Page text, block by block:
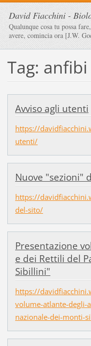
David Fiacchini -
Qualunque cosa tu possa
avere, comincia ora [J.W.
Tag: anfibi
Avviso agli utenti
https://
utenti/
Nuove "sezioni"
https://
del-sito/
Presentazione
e dei Rettili del
Sibillini"
https://
volume-atlante-degli-
nazionale-dei-monti-